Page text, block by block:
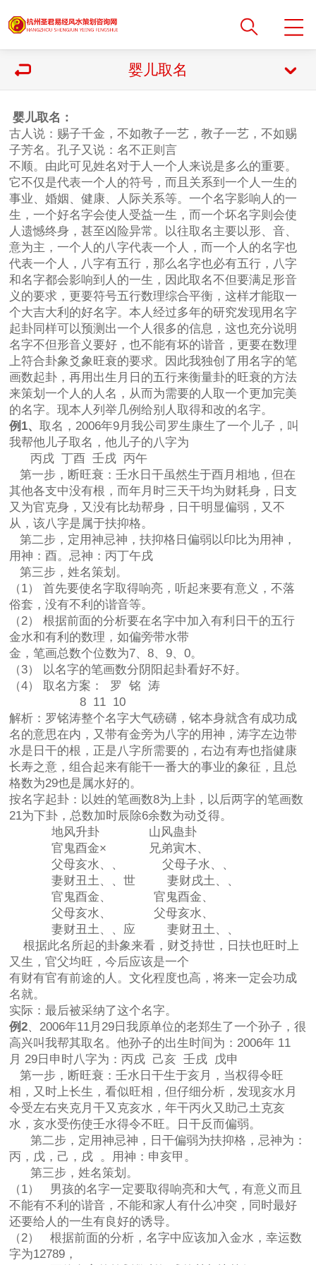
婴儿取名
婴儿取名：
古人说：赐子千金，不如教子一艺，教子一艺，不如赐
子芳名。孔子又说：名不正则言
不顺。由此可见姓名对于人一个人来说是多么的重要。
它不仅是代表一个人的符号，而且关系到一个人一生的
事业、婚姻、健康、人际关系等。一个名字影响人的一
生，一个好名字会使人受益一生，而一个坏名字则会使
人遗憾终身，甚至凶险异常。以往取名主要以形、音、
意为主，一个人的八字代表一个人，而一个人的名字也
代表一个人，八字有五行，那么名字也必有五行，八字
和名字都会影响到人的一生，因此取名不但要满足形音
义的要求，更要符号五行数理综合平衡，这样才能取一
个大吉大利的好名字。本人经过多年的研究发现用名字
起卦同样可以预测出一个人很多的信息，这也充分说明
名字不但形音义要好，也不能有坏的谐音，更要在数理
上符合卦象爻象旺衰的要求。因此我独创了用名字的笔
画数起卦，再用出生月日的五行来衡量卦的旺衰的方法
来策划一个人的人名，从而为需要的人取一个更加完美
的名字。现本人列举几例给别人取得和改的名字。
例1、取名，2006年9月我公司罗生康生了一个儿子，叫
我帮他儿子取名，他儿子的八字为
丙戌 丁酉 壬戌 丙午
第一步，断旺衰：壬水日干虽然生于酉月相地，但在
其他各支中没有根，而年月时三天干均为财耗身，日支
又为官克身，又没有比劫帮身，日干明显偏弱，又不
从，该八字是属于扶抑格。
第二步，定用神忌神，扶抑格日偏弱以印比为用神，
用神：酉。忌神：丙丁午戌
第三步，姓名策划。
（1） 首先要使名字取得响亮，听起来要有意义，不落
俗套，没有不利的谐音等。
（2） 根据前面的分析要在名字中加入有利日干的五行
金水和有利的数理，如偏旁带水带
金，笔画总数个位数为7、8、9、0。
（3） 以名字的笔画数分阴阳起卦看好不好。
（4） 取名方案： 罗 铭 涛
8 11 10
解析：罗铭涛整个名字大气磅礴，铭本身就含有成功成
名的意思在内，又带有金旁为八字的用神，涛字左边带
水是日干的根，正是八字所需要的，右边有寿也指健康
长寿之意，组合起来有能干一番大的事业的象征，且总
格数为29也是属水好的。
按名字起卦：以姓的笔画数8为上卦，以后两字的笔画数
21为下卦，总数加时辰除6余数为动爻得。
地风升卦 山风蛊卦
官鬼酉金× 兄弟寅木、
父母亥水、、 父母子水、、
妻财丑土、、世 妻财戌土、、
官鬼酉金、 官鬼酉金、
父母亥水、 父母亥水、
妻财丑土、、应 妻财丑土、、
根据此名所起的卦象来看，财爻持世，日扶也旺时上
又生，官父均旺，今后应该是一个
有财有官有前途的人。文化程度也高，将来一定会功成
名就。
实际：最后被采纳了这个名字。
例2、2006年11月29日我原单位的老郑生了一个孙子，很
高兴叫我帮其取名。他孙子的出生时间为：2006年 11
月 29日申时八字为：丙戌 己亥 壬戌 戊申
第一步，断旺衰：壬水日干生于亥月，当权得令旺
相，又时上长生，看似旺相，但仔细分析，发现亥水月
令受左右夹克月干又克亥水，年干丙火又助己土克亥
水，亥水受伤使壬水得令不旺。日干反而偏弱。
第二步，定用神忌神，日干偏弱为扶抑格，忌神为：
丙，戊，己，戌 。用神：申亥甲。
第三步，姓名策划。
（1） 男孩的名字一定要取得响亮和大气，有意义而且
不能有不利的谐音，不能和家人有什么冲突，同时最好
还要给人的一生有良好的诱导。
（2） 根据前面的分析，名字中应该加入金水，幸运数
字为12789，